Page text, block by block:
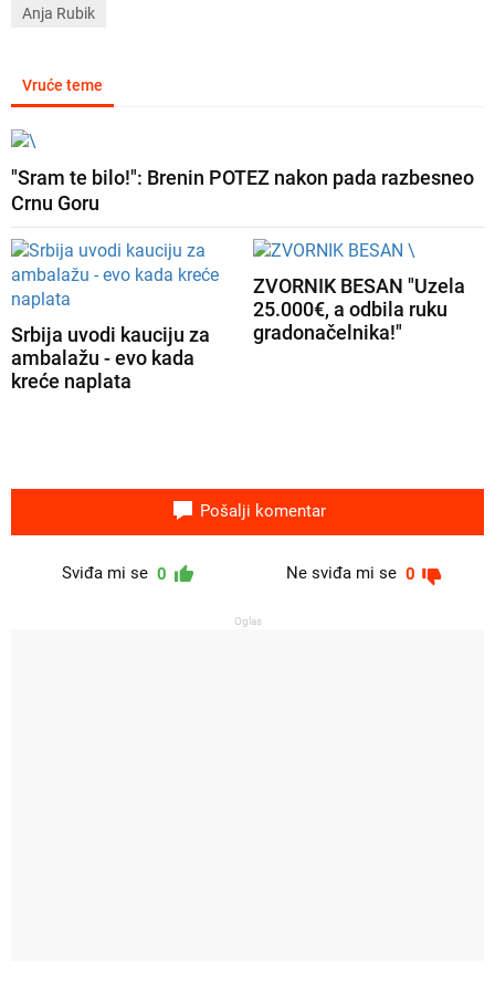
Anja Rubik
Vruće teme
"Sram te bilo!": Brenin POTEZ nakon pada razbesneo
Crnu Goru
Srbija uvodi kauciju za
ambalažu - evo kada
kreće naplata
ZVORNIK BESAN "Uzela
25.000€, a odbila ruku
gradonačelnika!"
Pošalji komentar
Sviđa mi se 0 Ne sviđa mi se 0
Oglas